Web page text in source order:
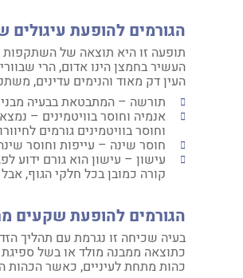
הגורמים להופעת עיגולים
תופעה זו היא תוצאה של השתקפות
העשיר בחמצן הינו אדום, הרי
העין דק מאוד והנימים עדינים,
תורשה – המתבטאת בבעיה
אנמיה וחוסר בוויטמינים –
וחוסר בוויטמינים גורמים
חוסר שינה – עייפות וחוסר
עישון – עישון הוא גורם ידוע
קורה כמובן בכל חלקי הגוף,
הגורמים להופעת שקעים
בעיה שכיחה זו נגרמת עם תהליך
כתוצאה ממבנה מולד או בשל
כהות מתחת לעיניים, כאשר